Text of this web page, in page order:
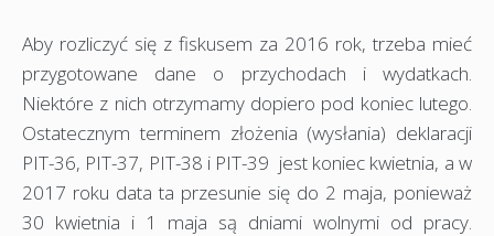
Aby rozliczyć się z fiskusem za 2016 rok, trzeba mieć
przygotowane dane o przychodach i wydatkach.
Niektóre z nich otrzymamy dopiero pod koniec lutego.
Ostatecznym terminem złożenia (wysłania) deklaracji
PIT-36, PIT-37, PIT-38 i PIT-39 jest koniec kwietnia, a w
2017 roku data ta przesunie się do 2 maja, ponieważ
30 kwietnia i 1 maja są dniami wolnymi od pracy.